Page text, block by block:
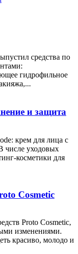
средства по
гидрофильное
и защита
крем для лица с
числе уходовых
косметики для
Cosmetic
Proto Cosmetic,
изменениями.
красиво, молодо и